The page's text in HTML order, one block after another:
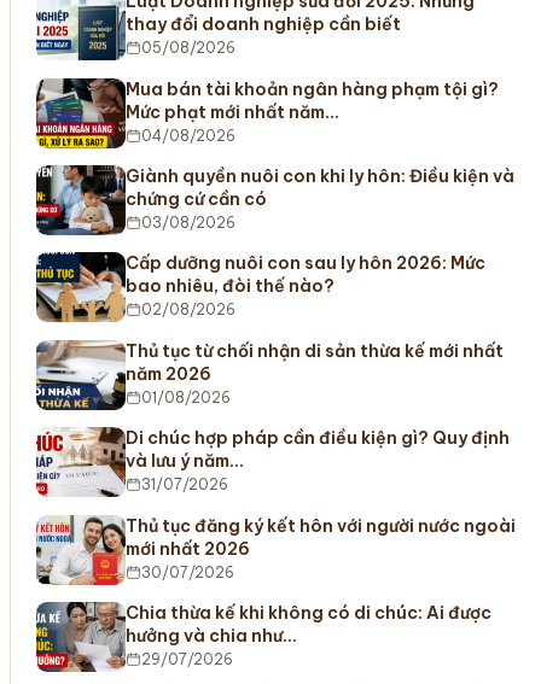
thay đổi doanh nghiệp cần biết
05/08/2026
Mua bán tài khoản ngân hàng phạm tội gì?
Mức phạt mới nhất năm…
04/08/2026
Giành quyền nuôi con khi ly hôn: Điều kiện và
chứng cứ cần có
03/08/2026
Cấp dưỡng nuôi con sau ly hôn 2026: Mức
bao nhiêu, đòi thế nào?
02/08/2026
Thủ tục từ chối nhận di sản thừa kế mới nhất
năm 2026
01/08/2026
Di chúc hợp pháp cần điều kiện gì? Quy định
và lưu ý năm…
31/07/2026
Thủ tục đăng ký kết hôn với người nước ngoài
mới nhất 2026
30/07/2026
Chia thừa kế khi không có di chúc: Ai được
hưởng và chia như…
29/07/2026